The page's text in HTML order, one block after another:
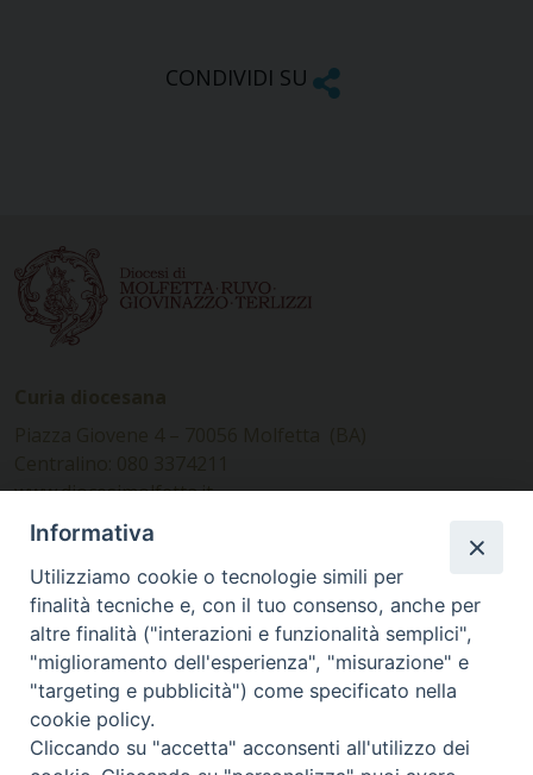
CONDIVIDI SU
www.diocesimolfetta.it –
diocesimolfetta@pec.chiesacattolica.it
Ufficio Comunicazioni sociali
Piazza Giovene 4 – 70056 Molfetta (BA)
comunicazionisociali@diocesimolfetta.it
SEGUICI SU
Informativa
Utilizziamo cookie o tecnologie simili per
finalità tecniche e, con il tuo consenso, anche per
altre finalità ("interazioni e funzionalità semplici",
"miglioramento dell'esperienza", "misurazione" e
"targeting e pubblicità") come specificato nella
cookie policy.
Cliccando su "accetta" acconsenti all'utilizzo dei